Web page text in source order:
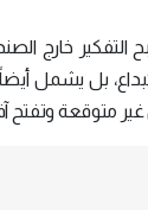
التفكير
بل يشمل أيضاً
متوقعة وتفتح